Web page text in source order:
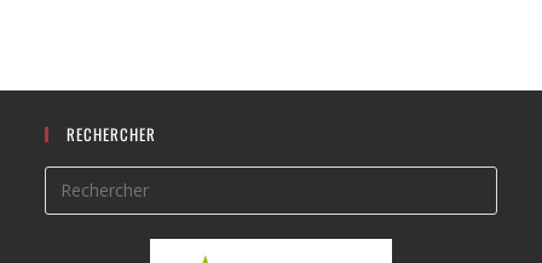
RECHERCHER